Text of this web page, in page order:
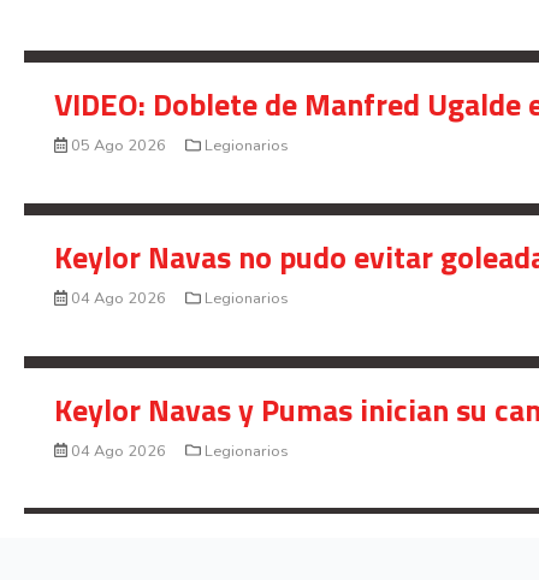
VIDEO: Doblete de Manfred
05 Ago 2026 Legionarios
Keylor Navas no pudo evitar
04 Ago 2026 Legionarios
Keylor Navas y Pumas inician su
04 Ago 2026 Legionarios